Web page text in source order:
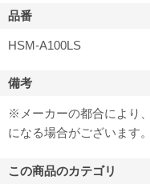
品番
HSM-A100LS
備考
※メーカーの都合により
になる場合がございます。
この商品のカテゴリ